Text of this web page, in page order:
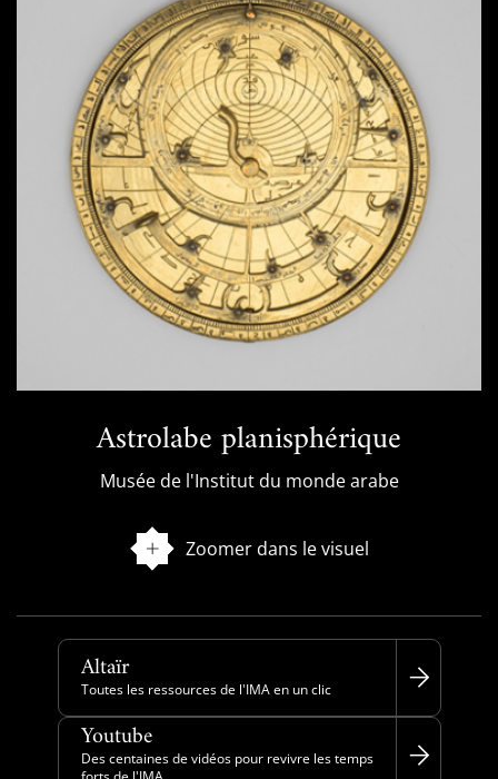
Astrolabe planisphérique
Musée de l'Institut du monde arabe
Zoomer dans le visuel
Altaïr
Toutes les ressources de l'IMA en un clic
Youtube
Des centaines de vidéos pour revivre les temps